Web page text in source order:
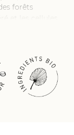
forêts
et les cellules
naturelle de la
un beurre
d’éclat, elle